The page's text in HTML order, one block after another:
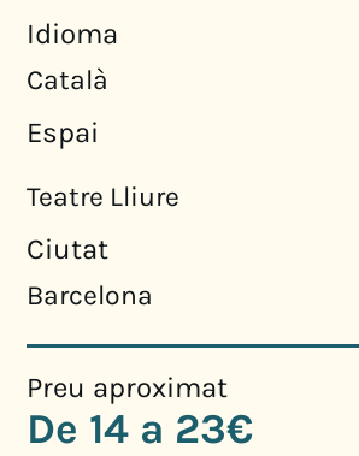
Idioma
Català
Espai
Teatre Lliure
Ciutat
Barcelona
Preu aproximat
De 14 a 23€